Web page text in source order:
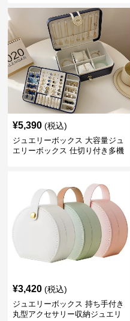
¥5,390 (税込)
ジュエリーボックス 大容量ジュ
エリーボックス 仕切り付き多機
¥3,420 (税込)
ジュエリーボックス 持ち手付き
丸型アクセサリー収納ジュエリ